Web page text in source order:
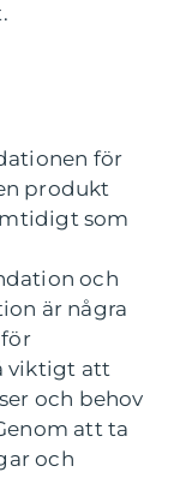
för
produkt
som
och
är några
viktigt att
och behov
att ta
och